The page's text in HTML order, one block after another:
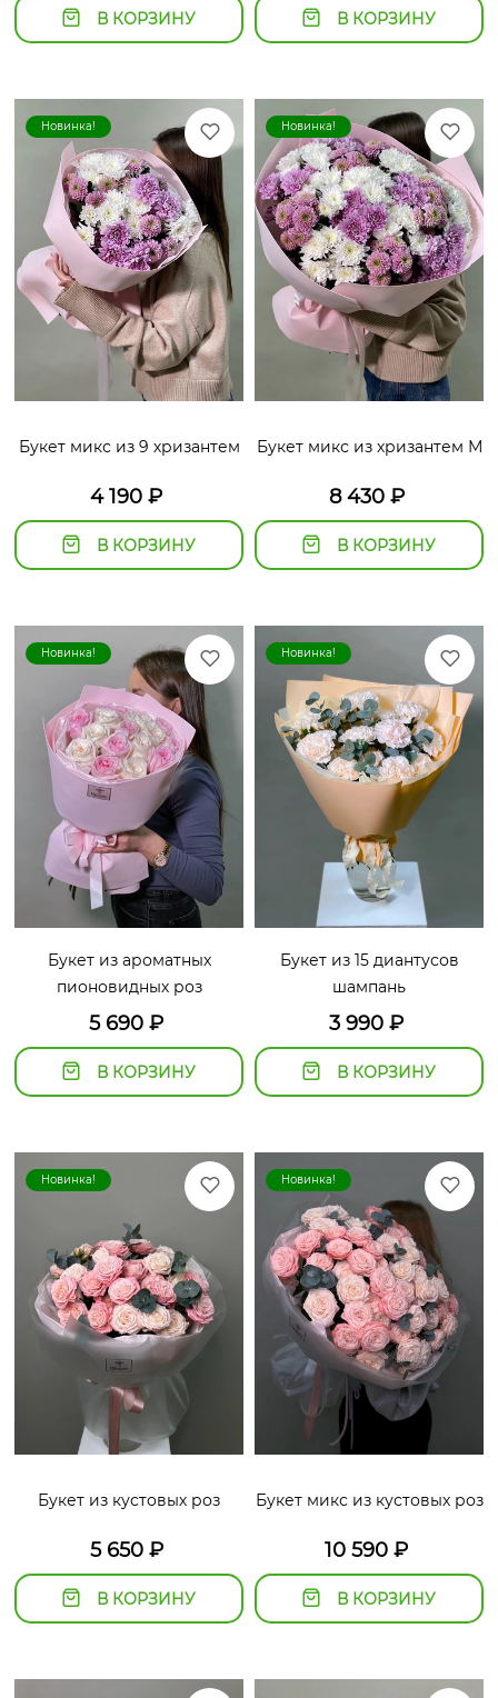
В КОРЗИНУ В КОРЗИНУ
Новинка!
Букет микс из 9 хризантем
4 190 ₽
В КОРЗИНУ
Новинка!
Букет микс из хризантем М
8 430₽
В КОРЗИНУ
Новинка!
Букет из ароматных
пионовидных роз
5 690 ₽
В КОРЗИНУ
Новинка!
Букет из 15 диантусов
шампань
3 990 ₽
В КОРЗИНУ
Новинка!
Букет из кустовых роз
5 650₽
В КОРЗИНУ
Новинка!
Букет микс из кустовых роз
10 590 ₽
В КОРЗИНУ